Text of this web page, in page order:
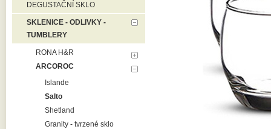
DEGUSTAČNÍ SKLO
SKLENICE - ODLIVKY -
TUMBLERY
RONA H&R
ARCOROC
Islande
Salto
Shetland
Granity - tvrzené sklo